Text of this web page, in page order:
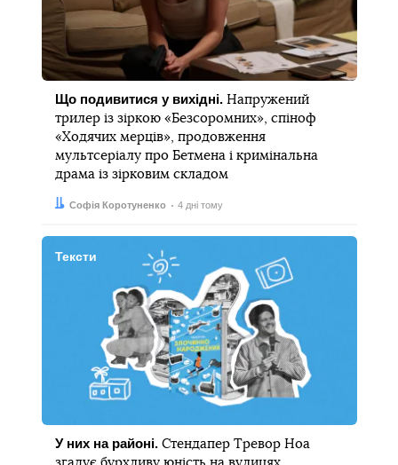
Що подивитися у вихідні. Напружений
трилер із зіркою «Безсоромних», спіноф
«Ходячих мерців», продовження
мультсеріалу про Бетмена і кримінальна
драма із зірковим складом
Автор:
Софія Коротуненко
Дата: 4 дні тому
Тексти
У них на районі.Стендапер Тревор Ноа